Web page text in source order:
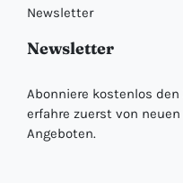
Newsletter
Newsletter
Abonniere kostenlos
erfahre zuerst von
Angeboten.